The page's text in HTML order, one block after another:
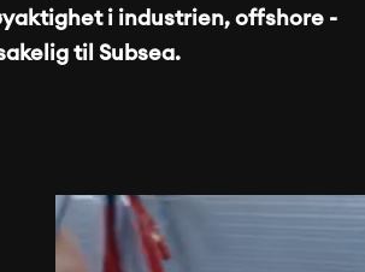
i industrien, offshore -
til Subsea.